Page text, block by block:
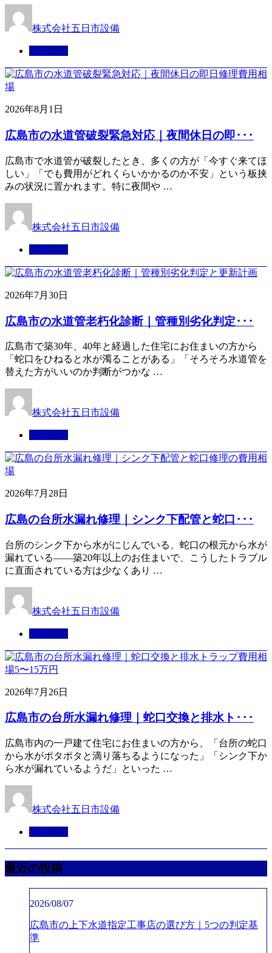
株式会社五日市設備
お知らせ
2026年8月1日
広島市の水道管破裂緊急対応｜夜間休日の即･･･
広島市で水道管が破裂したとき、多くの方が「今すぐ来てほ
しい」「でも費用がどれくらいかかるのか不安」という板挟
みの状況に置かれます。特に夜間や …
株式会社五日市設備
お知らせ
2026年7月30日
広島市の水道管老朽化診断｜管種別劣化判定･･･
広島市で築30年、40年と経過した住宅にお住まいの方から
「蛇口をひねると水が濁ることがある」「そろそろ水道管を
替えた方がいいのか判断がつかな …
株式会社五日市設備
お知らせ
2026年7月28日
広島の台所水漏れ修理｜シンク下配管と蛇口･･･
台所のシンク下から水がにじんでいる、蛇口の根元から水が
漏れている——築20年以上のお住まいで、こうしたトラブル
に直面されている方は少なくあり …
株式会社五日市設備
お知らせ
2026年7月26日
広島市の台所水漏れ修理｜蛇口交換と排水ト･･･
広島市内の一戸建て住宅にお住まいの方から、「台所の蛇口
から水がポタポタと滴り落ちるようになった」「シンク下か
ら水が漏れているようだ」といった …
株式会社五日市設備
お知らせ
最近の投稿
2026/08/07
広島市の上下水道指定工事店の選び方｜5つの判定基
準